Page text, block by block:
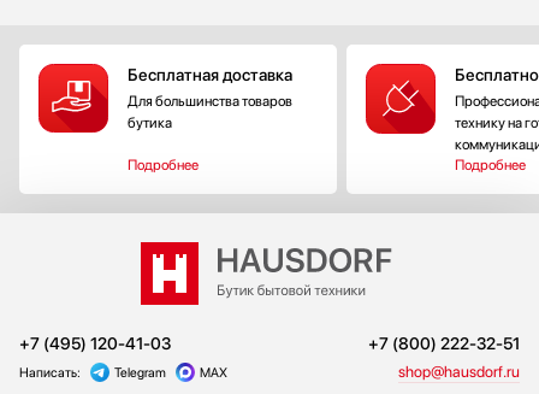
Бесплатная доставка
Для большинства товаров
бутика
Подробнее
технику на
Подробнее
+7 (495) 120-41-03 +7 (800) 222-32-51
Написать: Telegram MAX shop@hausdorf.ru